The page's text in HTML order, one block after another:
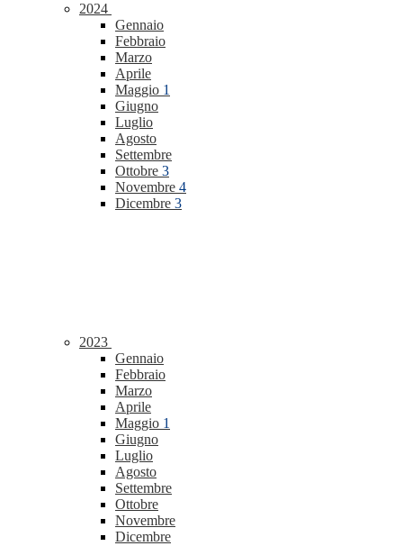
2024
Gennaio
Febbraio
Marzo
Aprile
Maggio 1
Giugno
Luglio
Agosto
Settembre
Ottobre 3
Novembre 4
Dicembre 3
2023
Gennaio
Febbraio
Marzo
Aprile
Maggio 1
Giugno
Luglio
Agosto
Settembre
Ottobre
Novembre
Dicembre